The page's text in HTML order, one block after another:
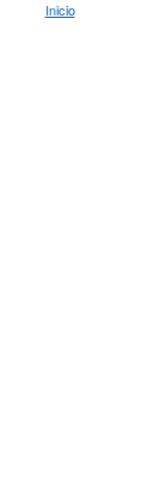
Inicio